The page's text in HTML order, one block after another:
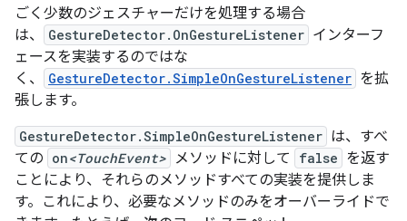
ごく少数のジェスチャーだけを処理する場合
は、
GestureDetector.OnGestureListener インターフ
ェースを実装するのではな
く、
GestureDetector.SimpleOnGestureListener を拡
張します。
GestureDetector.SimpleOnGestureListener は、すべ
ての on<TouchEvent> メソッドに対して false を返す
ことにより、それらのメソッドすべての実装を提供しま
す。これにより、必要なメソッドのみをオーバーライドで